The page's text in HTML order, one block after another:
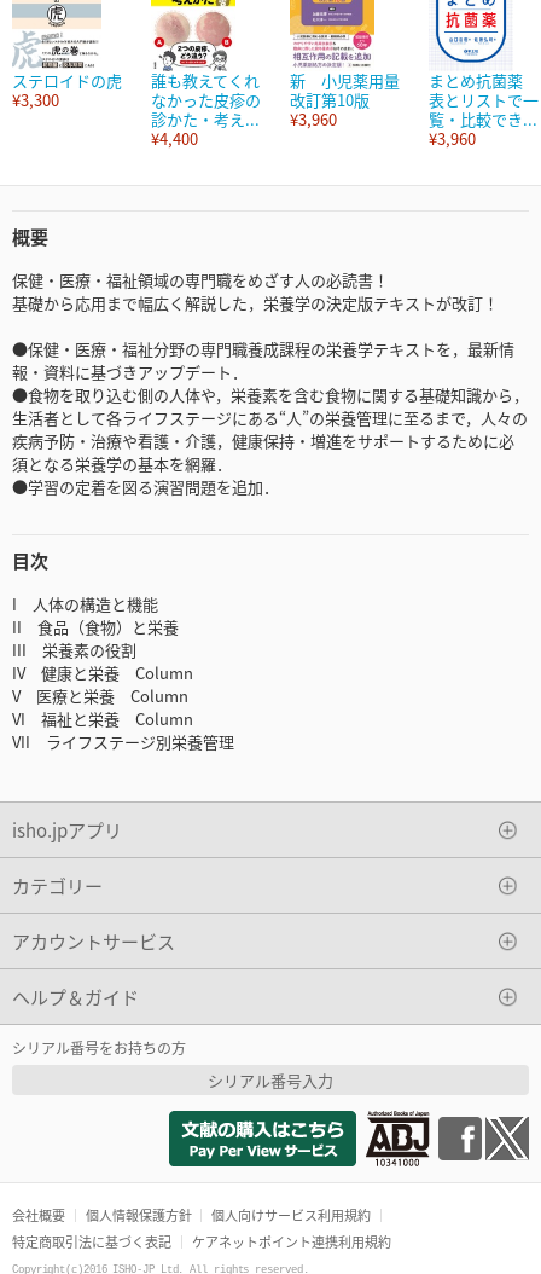
ステロイドの虎
¥3,300
誰も教えてくれ
なかった皮疹の
診かた・考え...
¥4,400
新 小児薬用量
改訂第10版
¥3,960
まとめ抗菌薬
表とリストで一
覧・比較でき...
¥3,960
概要
保健・医療・福祉領域の専門職をめざす人の必読書！
基礎から応用まで幅広く解説した，栄養学の決定版テキストが改訂！
●保健・医療・福祉分野の専門職養成課程の栄養学テキストを，最新情
報・資料に基づきアップデート．
●食物を取り込む側の人体や，栄養素を含む食物に関する基礎知識から，
生活者として各ライフステージにある“人”の栄養管理に至るまで，人々の
疾病予防・治療や看護・介護，健康保持・増進をサポートするために必
須となる栄養学の基本を網羅．
●学習の定着を図る演習問題を追加．
目次
I 人体の構造と機能
II 食品（食物）と栄養
III 栄養素の役割
IV 健康と栄養 Column
V 医療と栄養 Column
VI 福祉と栄養 Column
VII ライフステージ別栄養管理
isho.jpアプリ
カテゴリー
アカウントサービス
ヘルプ＆ガイド
シリアル番号をお持ちの方
シリアル番号入力
会社概要 個人情報保護方針
個人向けサービス利用規約
特定商取引法に基づく表記
ケアネットポイント連携利用規約
Copyright(c)2016 ISHO-JP Ltd. All rights reserved.